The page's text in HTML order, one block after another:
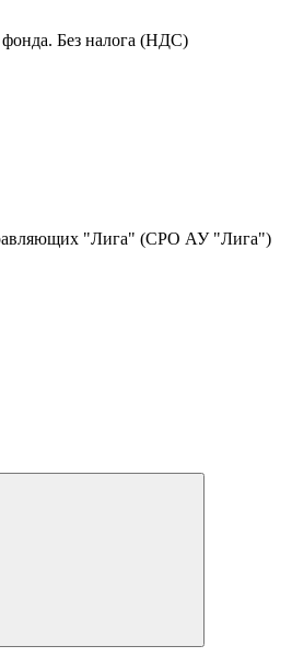
Без налога (НДС)
"Лига" (СРО АУ "Лига")